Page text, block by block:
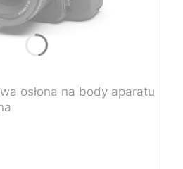
osłona na body aparatu